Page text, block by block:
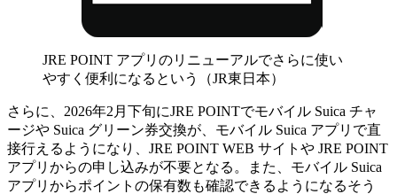
JRE POINT アプリのリニューアルでさらに使い
やすく便利になるという（JR東日本）
さらに、2026年2月下旬にJRE POINTでモバイル Suica チャ
ージや Suica グリーン券交換が、モバイル Suica アプリで直
接行えるようになり、JRE POINT WEB サイトや JRE POINT
アプリからの申し込みが不要となる。また、モバイル Suica
アプリからポイントの保有数も確認できるようになるそう